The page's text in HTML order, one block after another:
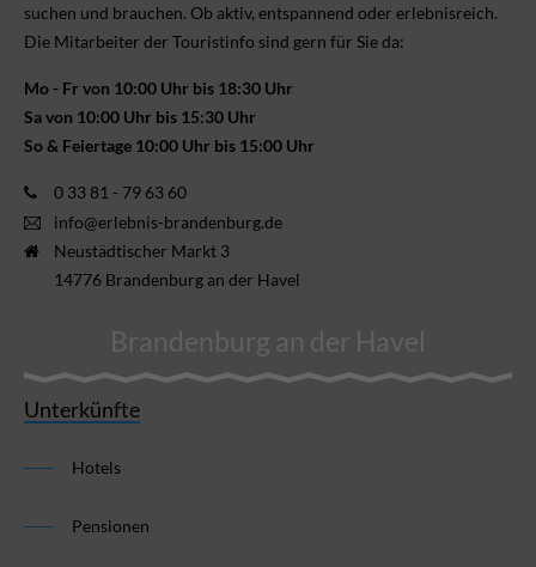
suchen und brauchen. Ob aktiv, ent­spannend oder erlebnis­reich.
Die Mitarbeiter der Touristinfo sind gern für Sie da:
Mo - Fr von 10:00 Uhr bis 18:30 Uhr
Sa von 10:00 Uhr bis 15:30 Uhr
So & Feiertage 10:00 Uhr bis 15:00 Uhr
0 33 81 - 79 63 60
info@erlebnis-brandenburg.de
Neustädtischer Markt 3
14776 Brandenburg an der Havel
Brandenburg an der Havel
Unterkünfte
Hotels
Pensionen